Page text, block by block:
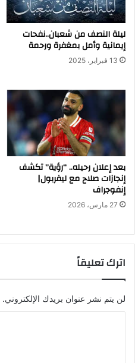
ليلة النصف من شعبان..نفحات
إيمانية وأمل بمغفرة ورحمة
13 فبراير، 2025
بعد إعلان رحيله.. “رؤية” تكشف
إنجازات صلاح مع ليفربول|
إنفوجراف
27 مارس، 2026
اترك تعليقاً
لن يتم نشر عنوان بريدك الإلكتروني.